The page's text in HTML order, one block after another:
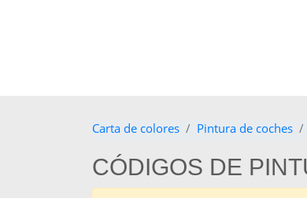
Carta de colores Pintura de coches
CÓDIGOS DE